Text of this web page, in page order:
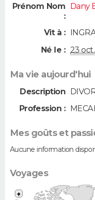
Prénom Nom
:
Dany
Vit à :
Né le : 23
Ma vie aujourd'hui
Description
Profession :
Mes goûts et
Aucune information
Voyages
+